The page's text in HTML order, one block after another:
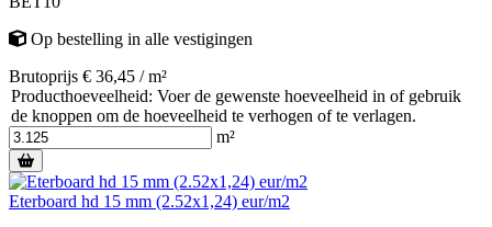
Op bestelling in alle vestigingen
Brutoprijs € 36,45 / m²
Producthoeveelheid: Voer de gewenste hoeveelheid in of gebruik
de knoppen om de hoeveelheid te verhogen of te verlagen.
m²
Eterboard hd 15 mm (2.52x1,24) eur/m2